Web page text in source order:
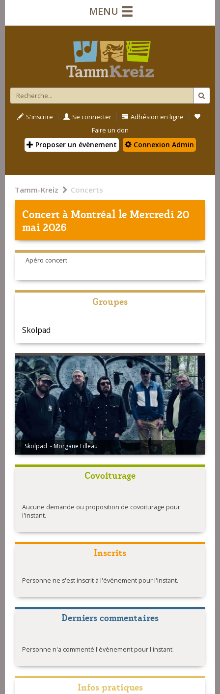
MENU
S'inscrire | Se connecter | Adhésion en ligne |
Faire un don
Proposer un évènement Connexion Admin
Tamm-Kreiz Concerts
Concert àMontréal le Mercredi 20
mai 2026
Apéro concert
Groupes
Skolpad
Skolpad - Morgane Filleau
Covoiturage
Aucune demande ou proposition de covoiturage pour
l'instant.
Inscrits
Personne ne s'est inscrit à l'événement pour l'instant.
Derniers commentaires
Personne n'a commenté l'événement pour l'instant.
Infos pratiques